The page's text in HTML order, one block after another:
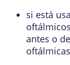
si está
antes o